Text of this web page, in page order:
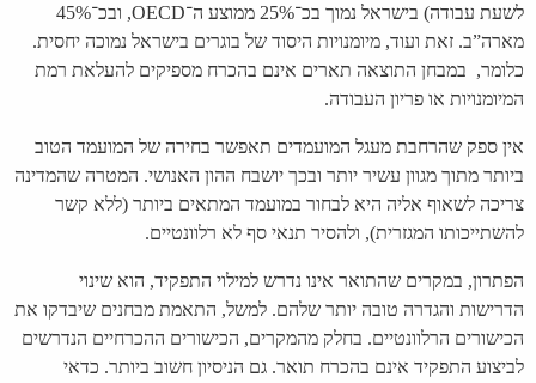
לשעת עבודה) בישראל נמוך בכ־25% ממוצע ה־OECD, ובכ־45%
מארה”ב. זאת ועוד, מיומנויות היסוד של בוגרים בישראל נמוכה יחסית.
כלומר, במבחן התוצאה תארים אינם בהכרח מספיקים להעלאת רמת
המיומנויות או פריון העבודה.
אין ספק שהרחבת מעגל המועמדים תאפשר בחירה של המועמד הטוב
ביותר מתוך מגוון עשיר יותר ובכך יושבח ההון האנושי. המטרה שהמדינה
צריכה לשאוף אליה היא לבחור במועמד המתאים ביותר (ללא קשר
להשתייכותו המגזרית), ולהסיר תנאי סף לא רלוונטיים.
הפתרון, במקרים שהתואר אינו נדרש למילוי התפקיד, הוא שינוי
הדרישות והגדרה טובה יותר שלהם. למשל, התאמת מבחנים שיבדקו את
הכישורים הרלוונטיים. בחלק מהמקרים, הכישורים ההכרחיים הנדרשים
לביצוע התפקיד אינם בהכרח תואר. גם הניסיון חשוב ביותר. כדאי